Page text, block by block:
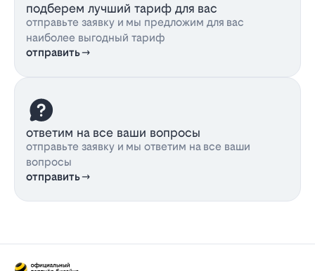
подберем лучший тариф для вас
отправьте заявку и мы предложим для вас
наиболее выгодный тариф
отправить
ответим на все ваши вопросы
отправьте заявку и мы ответим на все ваши
вопросы
отправить